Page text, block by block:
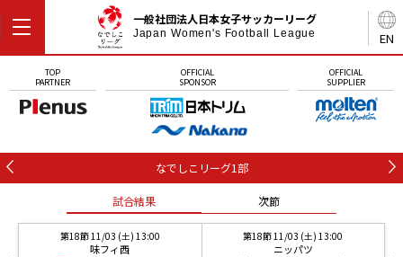
EN
一般社団法人日本女子サッカーリーグ
Japan Women's Football League
TOP
PARTNER
OFFICIAL
SPONSOR
OFFICIAL
SUPPLIER
なでしこリーグ1部
試合結果 次節
第18節 11/03 (土) 13:00
味フィ西
第18節 11/03 (土) 13:00
ニッパツ